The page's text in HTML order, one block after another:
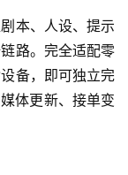
本、人设、提示
路。完全适配零
备，即可独立完
体更新、接单变